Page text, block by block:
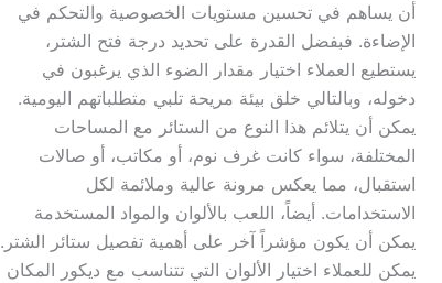
أن يساهم في تحسين مستويات الخصوصية والتحكم في
الإضاءة. فبفضل القدرة على تحديد درجة فتح الشتر،
يستطيع العملاء اختيار مقدار الضوء الذي يرغبون في
دخوله، وبالتالي خلق بيئة مريحة تلبي متطلباتهم اليومية.
يمكن أن يتلائم هذا النوع من الستائر مع المساحات
المختلفة، سواء كانت غرف نوم، أو مكاتب، أو صالات
استقبال، مما يعكس مرونة عالية وملائمة لكل
الاستخدامات. أيضاً، اللعب بالألوان والمواد المستخدمة
يمكن أن يكون مؤشراً آخر على أهمية تفصيل ستائر الشتر.
يمكن للعملاء اختيار الألوان التي تتناسب مع ديكور المكان